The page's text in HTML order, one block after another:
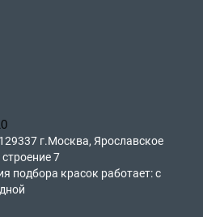
г.Москва, Ярославское
7
подбора красок работает: с